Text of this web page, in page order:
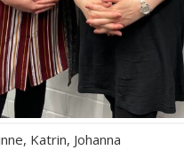
Katrin, Johanna